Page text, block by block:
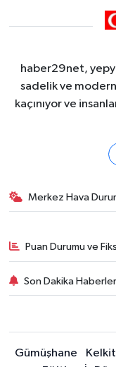
haber29net,
sadelik ve
kaçınıyor ve
Merkez Hava
Puan Durumu ve
Son Dakika
Gümüşhane Kelkit